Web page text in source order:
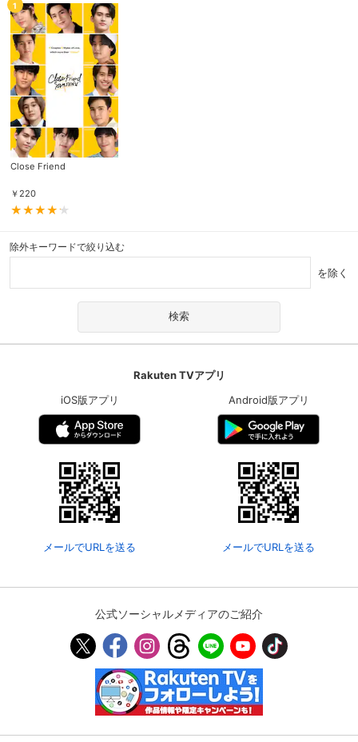
1
Close Friend
￥ 220
除外キーワードで絞り込む
を除く
Rakuten TVアプリ
iOS版アプリ
メールでURLを送る
Android版アプリ
メールでURLを送る
公式ソーシャルメディアのご紹介